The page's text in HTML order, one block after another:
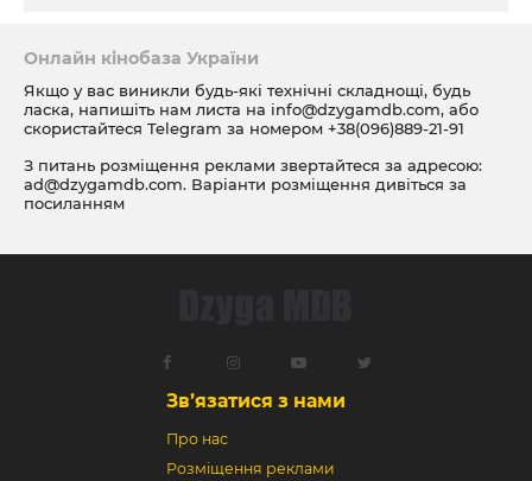
Онлайн кінобаза України
Якщо у вас виникли будь-які технічні складнощі, будь
ласка, напишіть нам листа на info@dzygamdb.com, або
скористайтеся Telegram за номером +38(096)889-21-91
З питань розміщення реклами звертайтеся за адресою:
ad@dzygamdb.com. Варіанти розміщення дивіться за
посиланням
Зв’язатися з нами
Про нас
Розміщення реклами